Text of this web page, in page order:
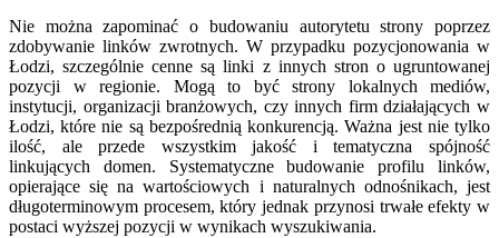
Nie można zapominać o budowaniu autorytetu strony poprzez
zdobywanie linków zwrotnych. W przypadku pozycjonowania w
Łodzi, szczególnie cenne są linki z innych stron o ugruntowanej
pozycji w regionie. Mogą to być strony lokalnych mediów,
instytucji, organizacji branżowych, czy innych firm działających w
Łodzi, które nie są bezpośrednią konkurencją. Ważna jest nie tylko
ilość, ale przede wszystkim jakość i tematyczna spójność
linkujących domen. Systematyczne budowanie profilu linków,
opierające się na wartościowych i naturalnych odnośnikach, jest
długoterminowym procesem, który jednak przynosi trwałe efekty w
postaci wyższej pozycji w wynikach wyszukiwania.